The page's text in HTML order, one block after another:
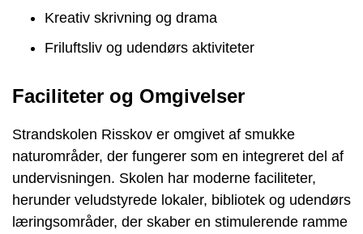
Kreativ skrivning og drama
Friluftsliv og udendørs aktiviteter
Faciliteter og Omgivelser
Strandskolen Risskov er omgivet af smukke
naturområder, der fungerer som en integreret del af
undervisningen. Skolen har moderne faciliteter,
herunder veludstyrede lokaler, bibliotek og udendørs
læringsområder, der skaber en stimulerende ramme